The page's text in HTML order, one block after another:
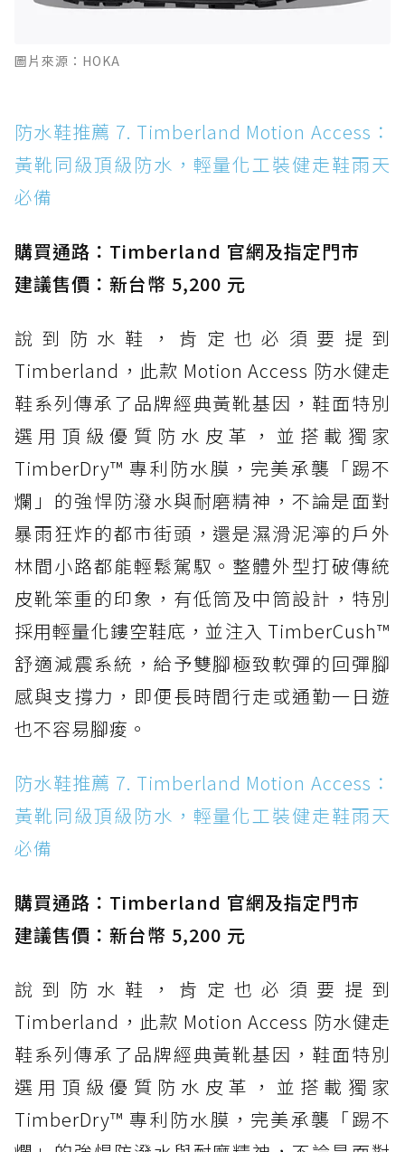
圖片來源：HOKA
防水鞋推薦 7. Timberland Motion Access：
黃靴同級頂級防水，輕量化工裝健走鞋雨天
必備
購買通路：Timberland 官網及指定門市
建議售價：新台幣 5,200 元
說到防水鞋，肯定也必須要提到
Timberland，此款 Motion Access 防水健走
鞋系列傳承了品牌經典黃靴基因，鞋面特別
選用頂級優質防水皮革，並搭載獨家
TimberDry™ 專利防水膜，完美承襲「踢不
爛」的強悍防潑水與耐磨精神，不論是面對
暴雨狂炸的都市街頭，還是濕滑泥濘的戶外
林間小路都能輕鬆駕馭。整體外型打破傳統
皮靴笨重的印象，有低筒及中筒設計，特別
採用輕量化鏤空鞋底，並注入 TimberCush™
舒適減震系統，給予雙腳極致軟彈的回彈腳
感與支撐力，即便長時間行走或通勤一日遊
也不容易腳痠。
防水鞋推薦 7. Timberland Motion Access：
黃靴同級頂級防水，輕量化工裝健走鞋雨天
必備
購買通路：Timberland 官網及指定門市
建議售價：新台幣 5,200 元
說到防水鞋，肯定也必須要提到
Timberland，此款 Motion Access 防水健走
鞋系列傳承了品牌經典黃靴基因，鞋面特別
選用頂級優質防水皮革，並搭載獨家
TimberDry™ 專利防水膜，完美承襲「踢不